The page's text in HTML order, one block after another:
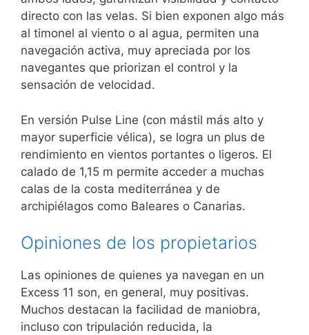
directo con las velas. Si bien exponen algo más
al timonel al viento o al agua, permiten una
navegación activa, muy apreciada por los
navegantes que priorizan el control y la
sensación de velocidad.
En versión Pulse Line (con mástil más alto y
mayor superficie vélica), se logra un plus de
rendimiento en vientos portantes o ligeros. El
calado de 1,15 m permite acceder a muchas
calas de la costa mediterránea y de
archipiélagos como Baleares o Canarias.
Opiniones de los propietarios
Las opiniones de quienes ya navegan en un
Excess 11 son, en general, muy positivas.
Muchos destacan la facilidad de maniobra,
incluso con tripulación reducida, la